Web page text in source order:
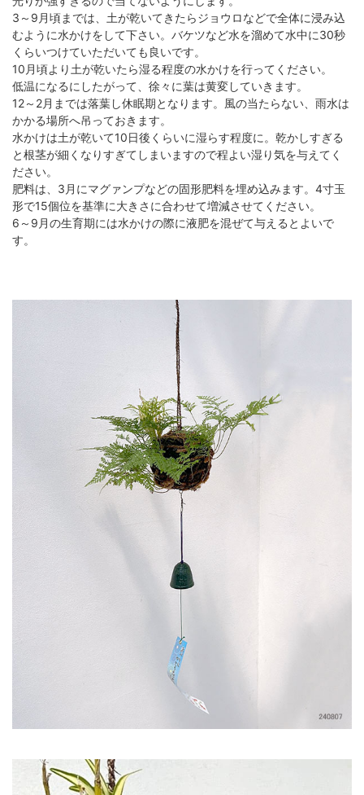
3～9月頃までは、土が乾いてきたらジョウロなどで全体に浸み込
むように水かけをして下さい。バケツなど水を溜めて水中に30秒
くらいつけていただいても良いです。
10月頃より土が乾いたら湿る程度の水かけを行ってください。
低温になるにしたがって、徐々に葉は黄変していきます。
12～2月までは落葉し休眠期となります。風の当たらない、雨水は
かかる場所へ吊っておきます。
水かけは土が乾いて10日後くらいに湿らす程度に。乾かしすぎる
と根茎が細くなりすぎてしまいますので程よい湿り気を与えてく
ださい。
肥料は、3月にマグァンプなどの固形肥料を埋め込みます。4寸玉
形で15個位を基準に大きさに合わせて増減させてください。
6～9月の生育期には水かけの際に液肥を混ぜて与えるとよいで
す。